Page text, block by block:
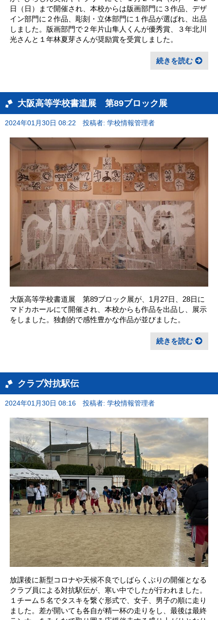
日（日）まで開催され、本校からは版画部門に３作品、デザ
イン部門に２作品、彫刻・立体部門に１作品が選ばれ、出品
しました。版画部門で２年片山隼人くんが優秀賞、３年北川
光さんと１年林夏芽さんが奨励賞を受賞しました。
続きを読む
大阪高等学校書道展 第89ブロック展
2024年01月30日 08:22 投稿者: 学校情報管理者
大阪高等学校書道展 第89ブロック展が、1月27日、28日に
マドカホールにて開催され、本校からも作品を出品し、展示
をしました。独創的で感性豊かな作品が並びました。
続きを読む
クラブ対抗駅伝
2024年01月30日 08:16 投稿者: 学校情報管理者
放課後に新型コロナや天候不良でしばらくぶりの開催となる
クラブ員による対抗駅伝が、寒い中でしたが行われました。
１チーム５名でタスキを繋ぐ形式で、女子、男子の順に走り
ました。差が開いても各自が精一杯の走りをし、最後は最終